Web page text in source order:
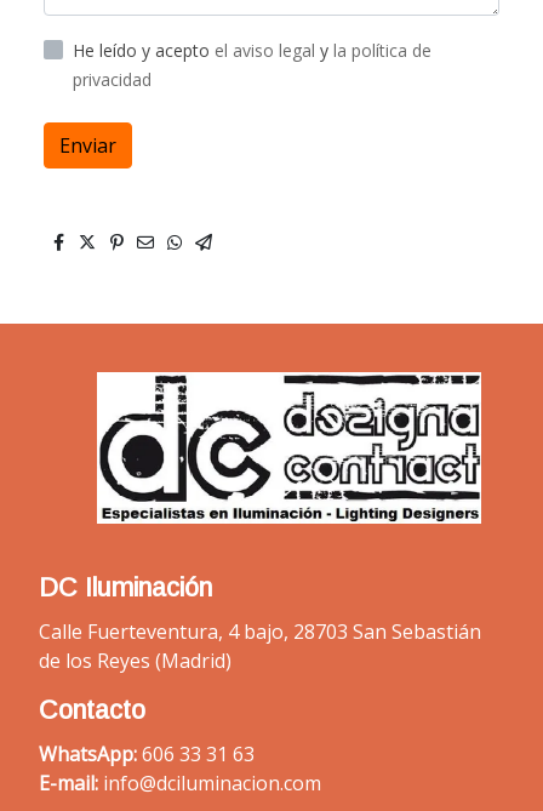
He leído y acepto el aviso legal y la política de
privacidad
Enviar
DC Iluminación
Calle Fuerteventura, 4 bajo, 28703 San Sebastián
de los Reyes (Madrid)
Contacto
WhatsApp:606 33 31 63
E-mail: info@dciluminacion.com